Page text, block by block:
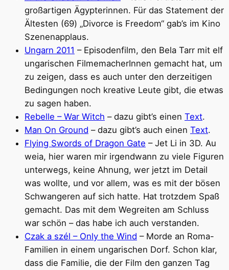
großartigen Ägypterinnen. Für das Statement der
Ältesten (69) „Divorce is Freedom“ gab’s im Kino
Szenenapplaus.
Ungarn 2011 – Episodenfilm, den Bela Tarr mit elf
ungarischen FilmemacherInnen gemacht hat, um
zu zeigen, dass es auch unter den derzeitigen
Bedingungen noch kreative Leute gibt, die etwas
zu sagen haben.
Rebelle – War Witch – dazu gibt’s einen Text.
Man On Ground – dazu gibt’s auch einen Text.
Flying Swords of Dragon Gate – Jet Li in 3D. Au
weia, hier waren mir irgendwann zu viele Figuren
unterwegs, keine Ahnung, wer jetzt im Detail
was wollte, und vor allem, was es mit der bösen
Schwangeren auf sich hatte. Hat trotzdem Spaß
gemacht. Das mit dem Wegreiten am Schluss
war schön – das habe ich auch verstanden.
Czak a szél – Only the Wind – Morde an Roma-
Familien in einem ungarischen Dorf. Schon klar,
dass die Familie, die der Film den ganzen Tag